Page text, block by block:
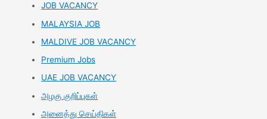
JOB VACANCY
MALAYSIA JOB
MALDIVE JOB VACANCY
Premium Jobs
UAE JOB VACANCY
அழகு குறிப்புகள்
அனைத்து செய்திகள்